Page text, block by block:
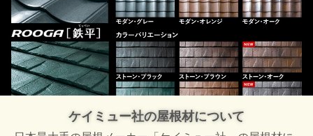
ケイミュー社の屋根材について